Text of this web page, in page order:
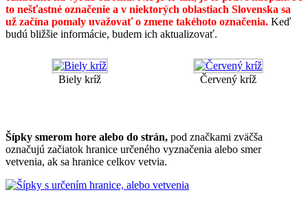
to nešťastné označenie a v niektorých oblastiach Slovenska sa
už začína pomaly uvažovať o zmene takéhoto označenia. Keď
budú bližšie informácie, budem ich aktualizovať.
Biely kríž Červený kríž
Šípky smerom hore alebo do strán, pod značkami zväčša
označujú začiatok hranice určeného vyznačenia alebo smer
vetvenia, ak sa hranice celkov vetvia.